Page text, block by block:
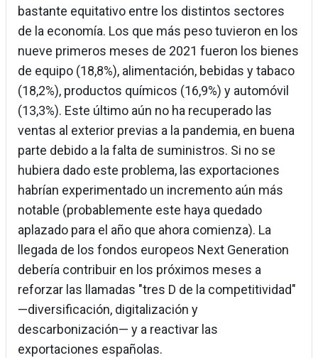
bastante equitativo entre los distintos sectores
de la economía. Los que más peso tuvieron en los
nueve primeros meses de 2021 fueron los bienes
de equipo (18,8%), alimentación, bebidas y tabaco
(18,2%), productos químicos (16,9%) y automóvil
(13,3%). Este último aún no ha recuperado las
ventas al exterior previas a la pandemia, en buena
parte debido a la falta de suministros. Si no se
hubiera dado este problema, las exportaciones
habrían experimentado un incremento aún más
notable (probablemente este haya quedado
aplazado para el año que ahora comienza). La
llegada de los fondos europeos Next Generation
debería contribuir en los próximos meses a
reforzar las llamadas "tres D de la competitividad"
—diversificación, digitalización y
descarbonización— y a reactivar las
exportaciones españolas.